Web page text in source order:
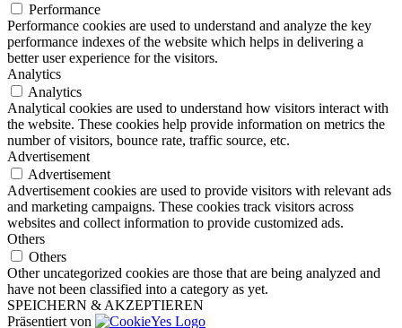
Performance
Performance cookies are used to understand and analyze the key
performance indexes of the website which helps in delivering a
better user experience for the visitors.
Analytics
Analytics
Analytical cookies are used to understand how visitors interact with
the website. These cookies help provide information on metrics the
number of visitors, bounce rate, traffic source, etc.
Advertisement
Advertisement
Advertisement cookies are used to provide visitors with relevant ads
and marketing campaigns. These cookies track visitors across
websites and collect information to provide customized ads.
Others
Others
Other uncategorized cookies are those that are being analyzed and
have not been classified into a category as yet.
SPEICHERN & AKZEPTIEREN
Präsentiert von